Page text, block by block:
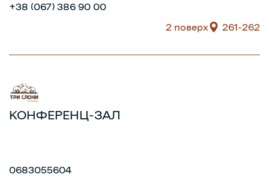
+38 (067) 386 90 00
2 поверх
261-262
КОНФЕРЕНЦ-ЗАЛ
0683055604